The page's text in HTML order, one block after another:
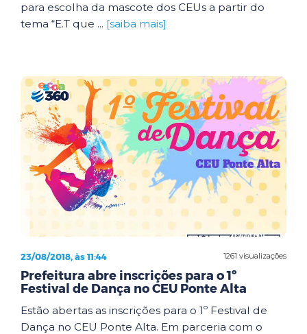
para escolha da mascote dos CEUs a partir do
tema “E.T que ... [saiba mais]
1261 visualizações
23/08/2018, às 11:44
Prefeitura abre inscrições para o 1º
Festival de Dança no CEU Ponte Alta
Estão abertas as inscrições para o 1º Festival de
Dança no CEU Ponte Alta. Em parceria com o